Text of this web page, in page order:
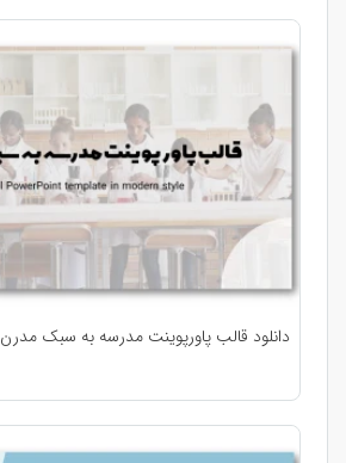
دانلود قالب پاورپوینت مدرسه به سبک مدرن